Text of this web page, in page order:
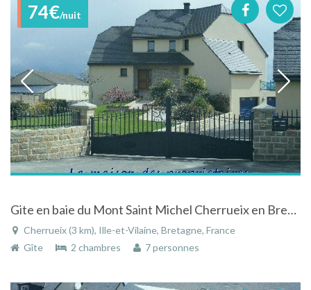
74€/nuit
Gite en baie du Mont Saint Michel Cherrueix en Bretagne
Cherrueix (3 km), Ille-et-Vilaine, Bretagne, France
Gîte
2 chambres 7 personnes